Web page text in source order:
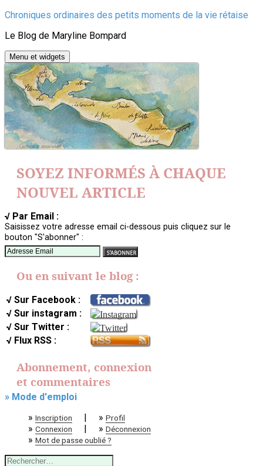
Aller
contenu
Chroniques ordinaires des petits moments de la vie rétaise
Le Blog de Maryline Bompard
Menu et widgets
SOYEZ INFORMÉS À CHAQUE
NOUVEL ARTICLE
√ Par Email :
Saisissez votre adresse email ci-dessous puis cliquez sur le
bouton "S'abonner" :
Ou en suivant le blog :
√ Sur Facebook :
√ Sur instagram :
√ Sur Twitter :
√ Flux RSS :
Abonnement, connexion
et commentaires
» Mode d'emploi
» Inscription | » Profil
» Connexion | » Déconnexion
» Mot de passe oublié ?
Rechercher :